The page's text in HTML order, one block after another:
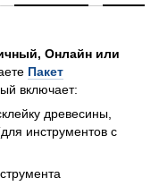
Онлайн или
Пакет
включает:
древесины,
инструментов с